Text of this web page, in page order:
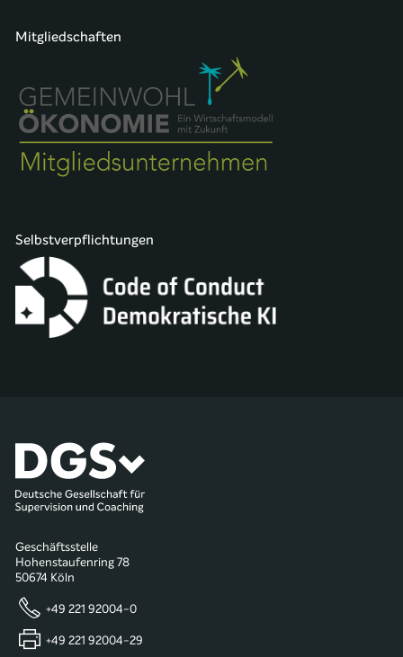
Mitgliedschaften
Selbstverpflichtungen
Geschäftsstelle
Hohenstaufenring 78
50674 Köln
+49 221 92004-0
+49 221 92004-29